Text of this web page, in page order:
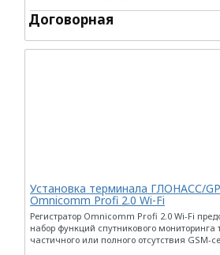
Договорная
Установка терминала ГЛОНАСС/
Omnicomm Profi 2.0 Wi-Fi
Регистратор Omnicomm Profi 2.0 Wi-Fi
набор функций спутникового мониторинга
частичного или полного отсутствия GSM-